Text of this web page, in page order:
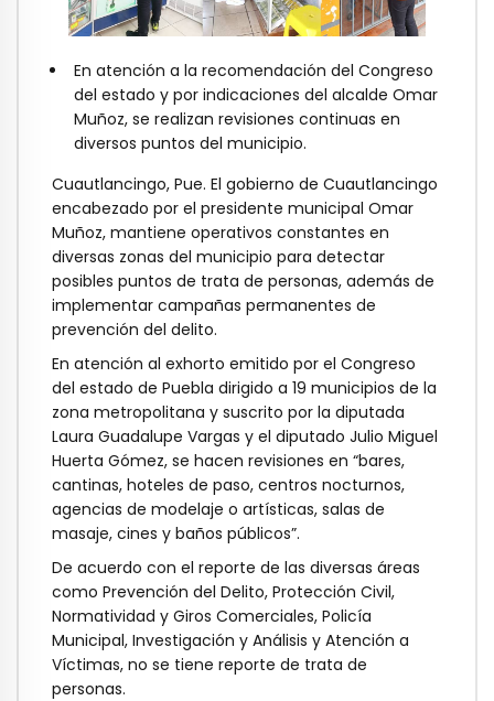
En atención a la recomendación del Congreso
del estado y por indicaciones del alcalde Omar
Muñoz, se realizan revisiones continuas en
diversos puntos del municipio.
Cuautlancingo, Pue. El gobierno de Cuautlancingo
encabezado por el presidente municipal Omar
Muñoz, mantiene operativos constantes en
diversas zonas del municipio para detectar
posibles puntos de trata de personas, además de
implementar campañas permanentes de
prevención del delito.
En atención al exhorto emitido por el Congreso
del estado de Puebla dirigido a 19 municipios de la
zona metropolitana y suscrito por la diputada
Laura Guadalupe Vargas y el diputado Julio Miguel
Huerta Gómez, se hacen revisiones en “bares,
cantinas, hoteles de paso, centros nocturnos,
agencias de modelaje o artísticas, salas de
masaje, cines y baños públicos”.
De acuerdo con el reporte de las diversas áreas
como Prevención del Delito, Protección Civil,
Normatividad y Giros Comerciales, Policía
Municipal, Investigación y Análisis y Atención a
Víctimas, no se tiene reporte de trata de
personas.